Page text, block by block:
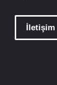
İletişim